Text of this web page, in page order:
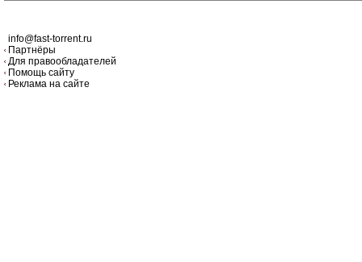
info@fast-torrent.ru
Партнёры
Для правообладателей
Помощь сайту
Реклама на сайте